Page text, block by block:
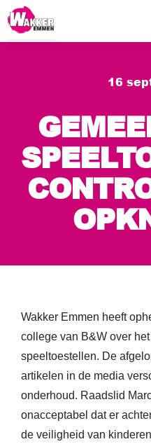
16
Wakker Emmen heeft
college van B&W over
speeltoestellen. De
artikelen in de media
onderhoud. Raadslid
onacceptabel dat er
de veiligheid van